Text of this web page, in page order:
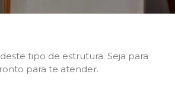
tipo de estrutura. Seja para
para te atender.